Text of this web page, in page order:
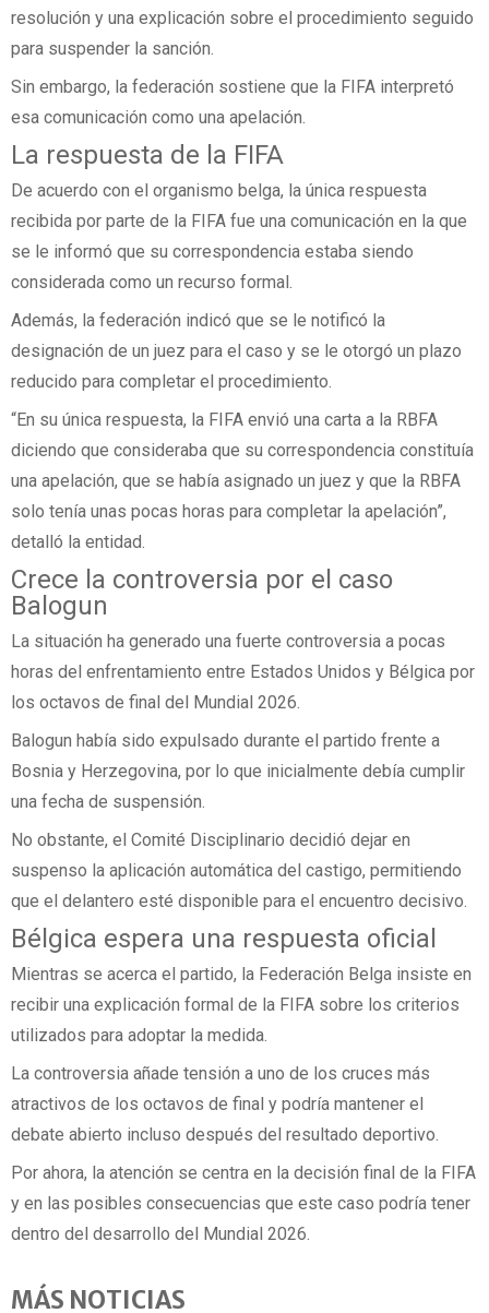
resolución y una explicación sobre el procedimiento seguido
para suspender la sanción.
Sin embargo, la federación sostiene que la FIFA interpretó
esa comunicación como una apelación.
La respuesta de la FIFA
De acuerdo con el organismo belga, la única respuesta
recibida por parte de la FIFA fue una comunicación en la que
se le informó que su correspondencia estaba siendo
considerada como un recurso formal.
Además, la federación indicó que se le notificó la
designación de un juez para el caso y se le otorgó un plazo
reducido para completar el procedimiento.
“En su única respuesta, la FIFA envió una carta a la RBFA
diciendo que consideraba que su correspondencia constituía
una apelación, que se había asignado un juez y que la RBFA
solo tenía unas pocas horas para completar la apelación”,
detalló la entidad.
Crece la controversia por el caso
Balogun
La situación ha generado una fuerte controversia a pocas
horas del enfrentamiento entre Estados Unidos y Bélgica por
los octavos de final del Mundial 2026.
Balogun había sido expulsado durante el partido frente a
Bosnia y Herzegovina, por lo que inicialmente debía cumplir
una fecha de suspensión.
No obstante, el Comité Disciplinario decidió dejar en
suspenso la aplicación automática del castigo, permitiendo
que el delantero esté disponible para el encuentro decisivo.
Bélgica espera una respuesta oficial
Mientras se acerca el partido, la Federación Belga insiste en
recibir una explicación formal de la FIFA sobre los criterios
utilizados para adoptar la medida.
La controversia añade tensión a uno de los cruces más
atractivos de los octavos de final y podría mantener el
debate abierto incluso después del resultado deportivo.
Por ahora, la atención se centra en la decisión final de la FIFA
y en las posibles consecuencias que este caso podría tener
dentro del desarrollo del Mundial 2026.
MÁS NOTICIAS